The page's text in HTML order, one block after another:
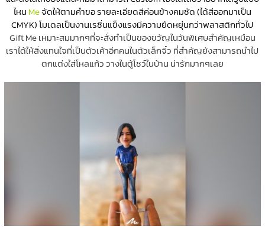
ไหน Meจัดให้ตามคำขอ รายละเอียดสีค่อนข้างคมชัด (ได้สีออกมาเป็น
CMYK) โมเดลเป็นงานเรซิ่นแข็งแรงมีความยืดหยุ่นกว่าพลาสติกทั่วไป
Gift Me เหมาะสมมากๆที่จะสั่งทำเป็นของขวัญในวันพิเศษสำคัญเหมือน
เราได้ให้สิ่งแทนใจที่เป็นตัวเค้าอีกคนในตัวเล็กจิ๋ว ที่สำคัญยังสามารถนำไป
ตกแต่งใส่โหลแก้ว วางในตู้โชว์ในบ้าน น่ารักมากๆเลย